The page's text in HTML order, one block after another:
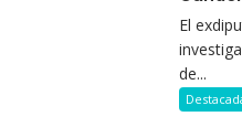
El
de...